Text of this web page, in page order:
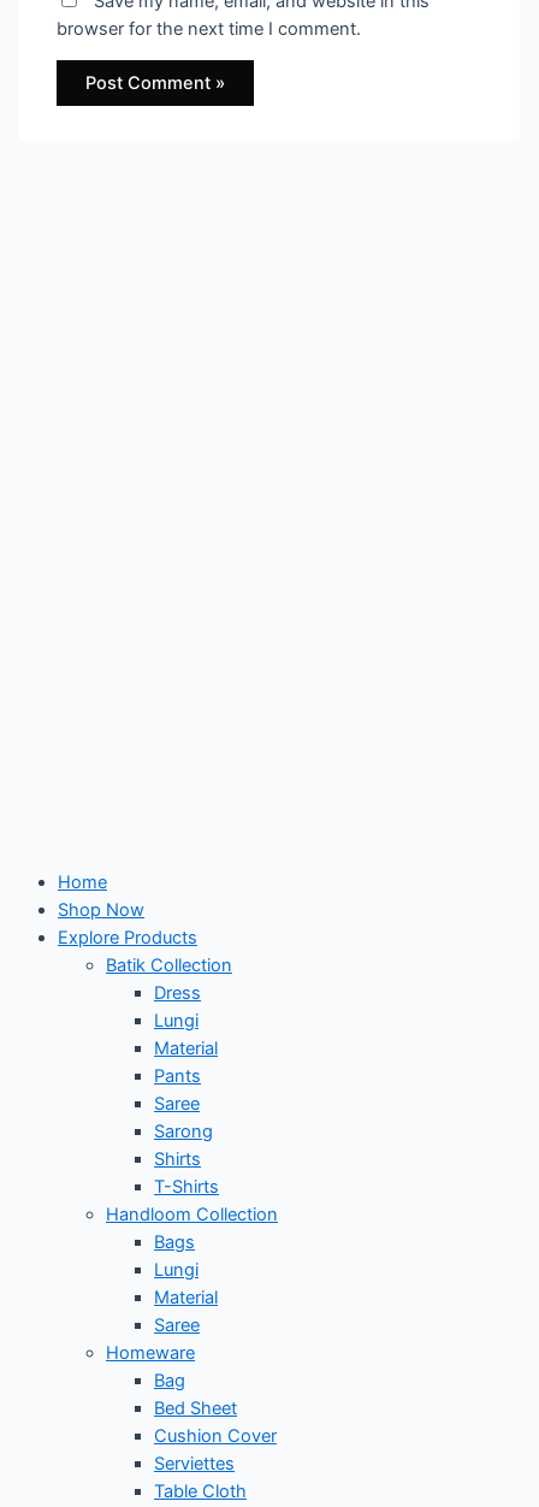
browser for the next time I comment.
Home
Shop Now
Explore Products
Batik Collection
Dress
Lungi
Material
Pants
Saree
Sarong
Shirts
T-Shirts
Handloom Collection
Bags
Lungi
Material
Saree
Homeware
Bag
Bed Sheet
Cushion Cover
Serviettes
Table Cloth